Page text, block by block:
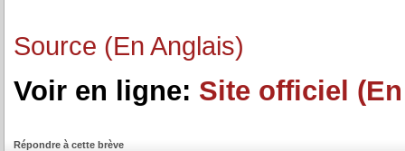
Source (En Anglais)
Voir en ligne: Site officiel
Répondre à cette brève